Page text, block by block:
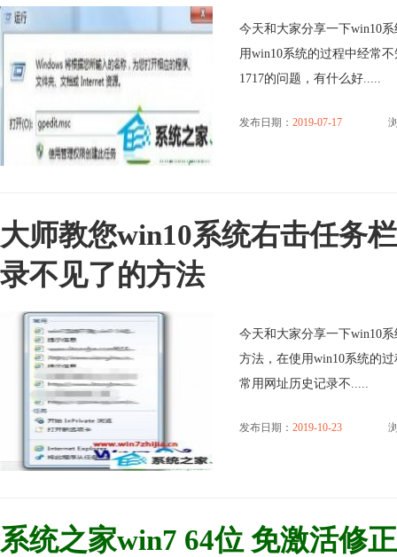
今天和大家分享一下win10
用win10系统的过程中经常
1717的问题，有什么好.....
发布日期： 2019-07-17
大师教您win10系统右击任务
录不见了的方法
今天和大家分享一下win10
方法，在使用win10系统的
常用网址历史记录不.....
发布日期： 2019-10-23
系统之家win7 64位 免激活修